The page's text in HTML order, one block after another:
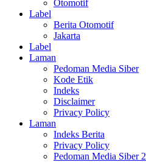
Otomotif
Label
Berita Otomotif
Jakarta
Label
Laman
Pedoman Media Siber
Kode Etik
Indeks
Disclaimer
Privacy Policy
Laman
Indeks Berita
Privacy Policy
Pedoman Media Siber 2